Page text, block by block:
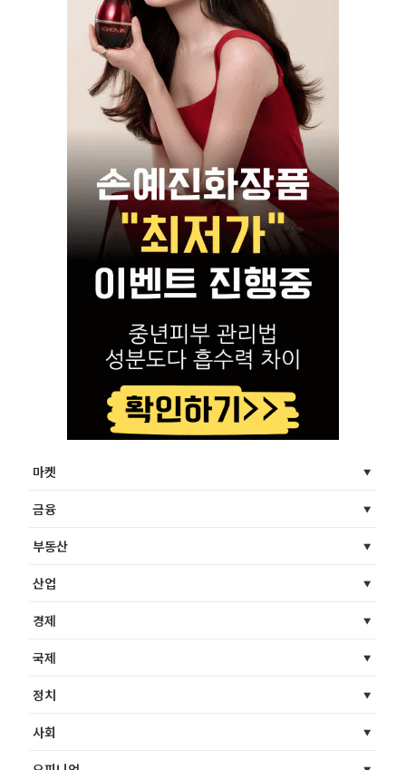
마켓
금융
부동산
산업
경제
국제
정치
사회